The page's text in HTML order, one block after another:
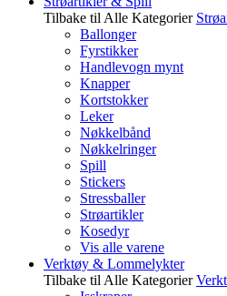
Tilbake til Alle Kategorier
Ballonger
Fyrstikker
Handlevogn mynt
Knapper
Kortstokker
Leker
Nøkkelbånd
Nøkkelringer
Spill
Stickers
Stressballer
Strøartikler
Kosedyr
Vis alle varene
Verktøy & Lommelykter
Tilbake til Alle Kategorier